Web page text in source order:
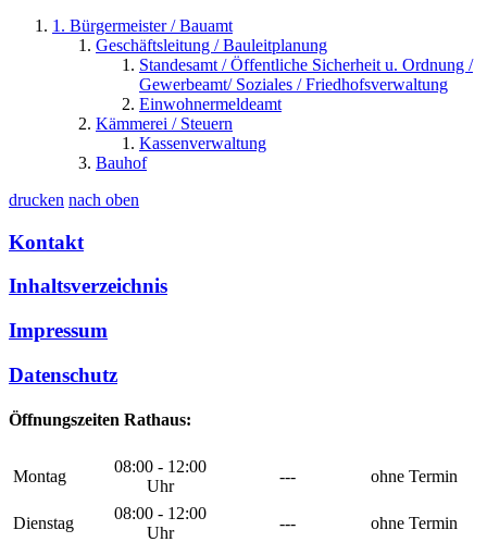
1. Bürgermeister / Bauamt
Geschäftsleitung / Bauleitplanung
Standesamt / Öffentliche Sicherheit u. Ordnung /
Gewerbeamt/ Soziales / Friedhofsverwaltung
Einwohnermeldeamt
Kämmerei / Steuern
Kassenverwaltung
Bauhof
drucken nach oben
Kontakt
Inhaltsverzeichnis
Impressum
Datenschutz
Öffnungszeiten Rathaus:
Montag
08:00 - 12:00
Uhr
--- ohne Termin
Dienstag
08:00 - 12:00
Uhr
---
ohne Termin